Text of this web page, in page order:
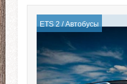
ETS 2 /Автобусы